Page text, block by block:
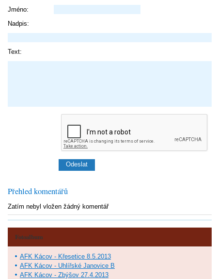
Jméno:
Nadpis:
Text:
Přehled komentářů
Zatím nebyl vložen žádný komentář
Fotoalbum
AFK Kácov - Křesetice 8.5.2013
AFK Kácov - Uhlířské Janovice B
AFK Kácov - Zbýšov 27.4.2013